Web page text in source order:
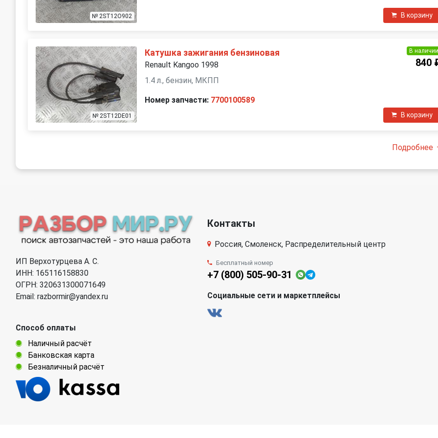
№ 2ST12O902 В корзину
№ 2ST12DE01
Катушка зажигания бензиновая
Renault Kangoo 1998
1.4 л., бензин, МКПП
Номер запчасти: 7700100589
В
840
В корзину
Подробнее
ИП Верхотурцева А. С.
ИНН: 165116158830
ОГРН: 320631300071649
Email: razbormir@yandex.ru
Способ оплаты
Наличный расчёт
Банковская карта
Безналичный расчёт
Контакты
Россия, Смоленск, Распределительный центр
Бесплатный номер
+7 (800) 505-90-31
Социальные сети и маркетплейсы